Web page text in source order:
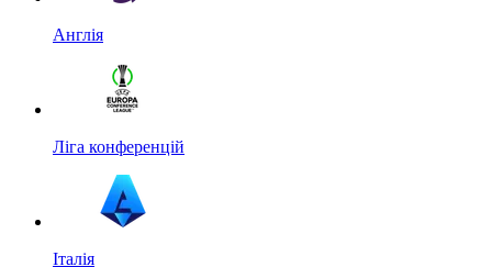
Англія
Ліга конференцій
Італія